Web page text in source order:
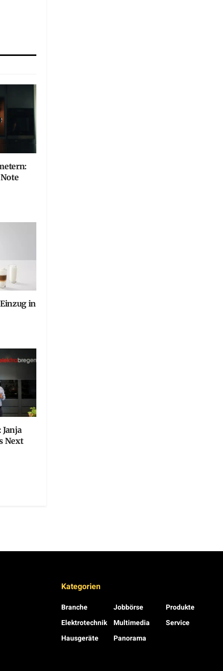
in
Next
Kategorien
Branche
Elektrotechnik
Hausgeräte
Jobbörse
Multimedia
Panorama
Produkte
Service